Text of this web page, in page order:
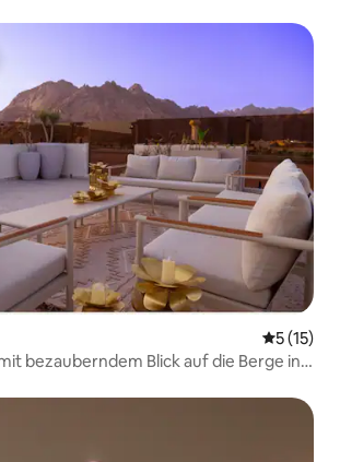
5 (15)
bezauberndem Blick auf die Berge in